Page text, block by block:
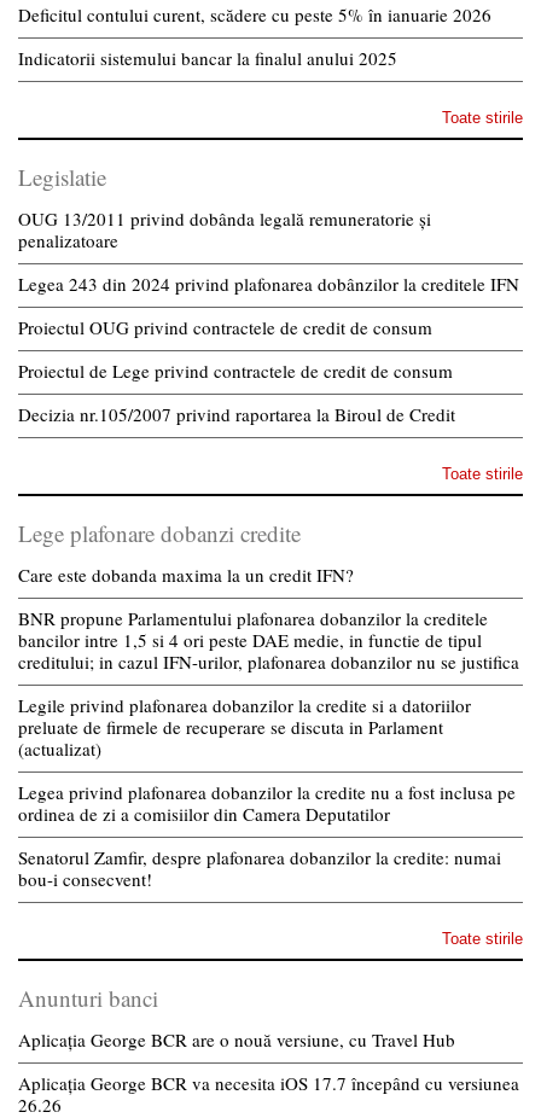
Deficitul contului curent, scădere cu peste 5% în ianuarie 2026
Indicatorii sistemului bancar la finalul anului 2025
Toate stirile
Legislatie
OUG 13/2011 privind dobânda legală remuneratorie și
penalizatoare
Legea 243 din 2024 privind plafonarea dobânzilor la creditele IFN
Proiectul OUG privind contractele de credit de consum
Proiectul de Lege privind contractele de credit de consum
Decizia nr.105/2007 privind raportarea la Biroul de Credit
Toate stirile
Lege plafonare dobanzi credite
Care este dobanda maxima la un credit IFN?
BNR propune Parlamentului plafonarea dobanzilor la creditele
bancilor intre 1,5 si 4 ori peste DAE medie, in functie de tipul
creditului; in cazul IFN-urilor, plafonarea dobanzilor nu se justifica
Legile privind plafonarea dobanzilor la credite si a datoriilor
preluate de firmele de recuperare se discuta in Parlament
(actualizat)
Legea privind plafonarea dobanzilor la credite nu a fost inclusa pe
ordinea de zi a comisiilor din Camera Deputatilor
Senatorul Zamfir, despre plafonarea dobanzilor la credite: numai
bou-i consecvent!
Toate stirile
Anunturi banci
Aplicația George BCR are o nouă versiune, cu Travel Hub
Aplicația George BCR va necesita iOS 17.7 începând cu versiunea
26.26